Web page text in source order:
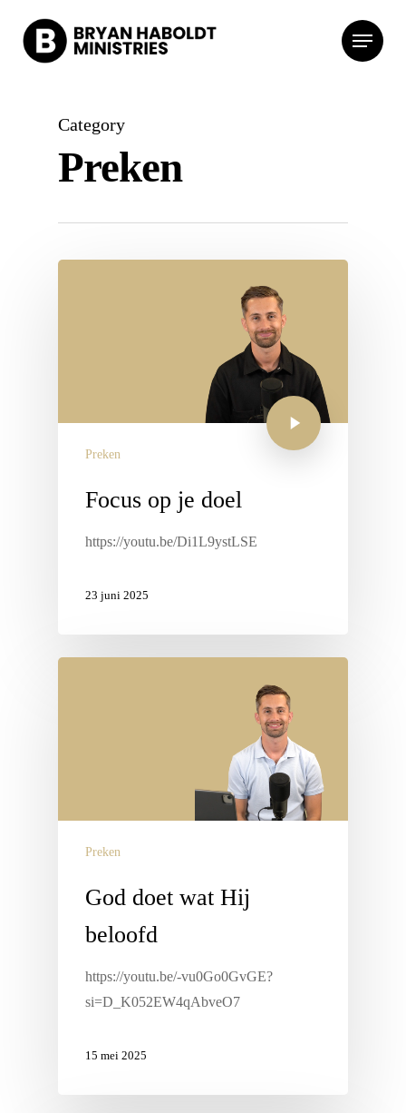
Category
Preken
Preken
Focus op je doel
https://youtu.be/Di1L9ystLSE
23 juni 2025
Preken
God doet wat Hij
beloofd
https://youtu.be/-vu0Go0GvGE?
si=D_K052EW4qAbveO7
15 mei 2025